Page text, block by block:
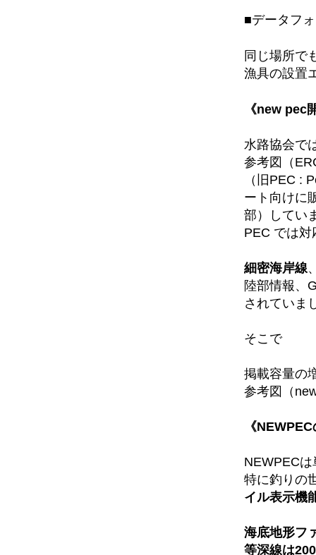
■データフ
同じ場所で
漁具の設置
《new pec
水路協会で
参考図（
（旧PEC :
ート向けに
部）してい
PEC では
細密海岸線
陸部情報、
されていま
そこで
掲載容量の
参考図（
《
NEWPEC
特に釣りの
イル表示機
海底地形フ
等深線は